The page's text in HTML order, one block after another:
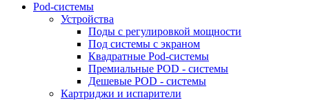
Pod-системы
Устройства
Поды с регулировкой мощности
Под системы с экраном
Квадратные Pod-системы
Премиальные POD - системы
Дешевые POD - системы
Картриджи и испарители